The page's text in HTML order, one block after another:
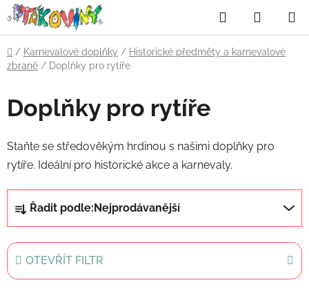
Přejít
na
obsah
Hledat
KOŠÍK
Domů
/ Karnevalové doplňky / Historické předměty a karnevalové
zbraně / Doplňky pro rytíře
Doplňky pro rytíře
Staňte se středověkým hrdinou s našimi doplňky pro
rytíře. Ideální pro historické akce a karnevaly.
a
z
e
n
Řadit podle: Nejprodávanější
OTEVŘÍT FILTR